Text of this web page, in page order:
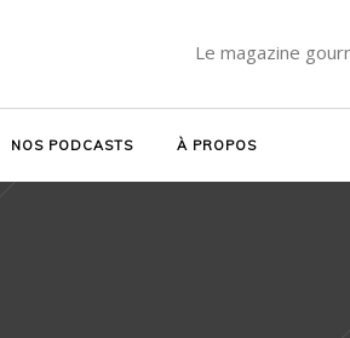
Le magazine
NOS PODCASTS À PROPOS